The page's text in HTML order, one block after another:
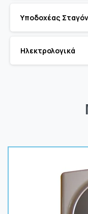
Υποδοχέας
Ηλεκτρολογικά